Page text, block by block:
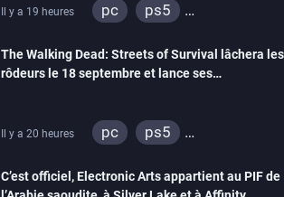
Il y a 19 heures pc
ps5
The Walking Dead: Streets of Survival lâchera les
rôdeurs le 18 septembre et lance ses
Il y a 20 heures pc
ps5
switch 2
C’est officiel, Electronic Arts appartient au PIF de